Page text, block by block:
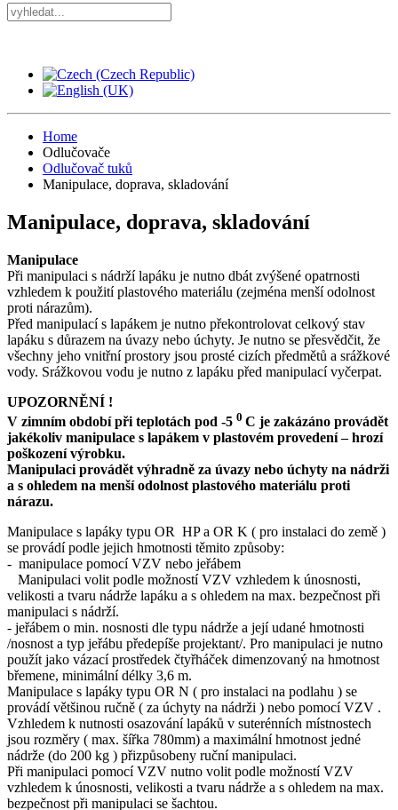
Home
Odlučovače
Odlučovač tuků
Manipulace, doprava, skladování
Manipulace, doprava, skladování
Manipulace
Při manipulaci s nádrží lapáku je nutno dbát zvýšené opatrnosti
vzhledem k použití plastového materiálu (zejména menší odolnost
proti nárazům).
Před manipulací s lapákem je nutno překontrolovat celkový stav
lapáku s důrazem na úvazy nebo úchyty. Je nutno se přesvědčit, že
všechny jeho vnitřní prostory jsou prosté cizích předmětů a srážkové
vody. Srážkovou vodu je nutno z lapáku před manipulací vyčerpat.
UPOZORNĚNÍ !
V zimním období při teplotách pod -5 0 C je zakázáno provádět
jakékoliv manipulace s lapákem v plastovém provedení – hrozí
poškození výrobku.
Manipulaci provádět výhradně za úvazy nebo úchyty na nádrži
a s ohledem na menší odolnost plastového materiálu proti
nárazu.
Manipulace s lapáky typu OR HP a OR K ( pro instalaci do země )
se provádí podle jejich hmotnosti těmito způsoby:
- manipulace pomocí VZV nebo jeřábem
Manipulaci volit podle možností VZV vzhledem k únosnosti,
velikosti a tvaru nádrže lapáku a s ohledem na max. bezpečnost při
manipulaci s nádrží.
- jeřábem o min. nosnosti dle typu nádrže a její udané hmotnosti
/nosnost a typ jeřábu předepíše projektant/. Pro manipulaci je nutno
použít jako vázací prostředek čtyřháček dimenzovaný na hmotnost
břemene, minimální délky 3,6 m.
Manipulace s lapáky typu OR N ( pro instalaci na podlahu ) se
provádí většinou ručně ( za úchyty na nádrži ) nebo pomocí VZV .
Vzhledem k nutnosti osazování lapáků v suterénních místnostech
jsou rozměry ( max. šířka 780mm) a maximální hmotnost jedné
nádrže (do 200 kg ) přizpůsobeny ruční manipulaci.
Při manipulaci pomocí VZV nutno volit podle možností VZV
vzhledem k únosnosti, velikosti a tvaru nádrže a s ohledem na max.
bezpečnost při manipulaci se šachtou.